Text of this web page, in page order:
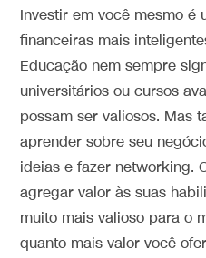
Investir em você mesmo é
financeiras mais
Educação nem sempre
universitários ou cursos
possam ser valiosos. Mas
aprender sobre seu
ideias e fazer networking.
agregar valor às suas
muito mais valioso para o
quanto mais valor você